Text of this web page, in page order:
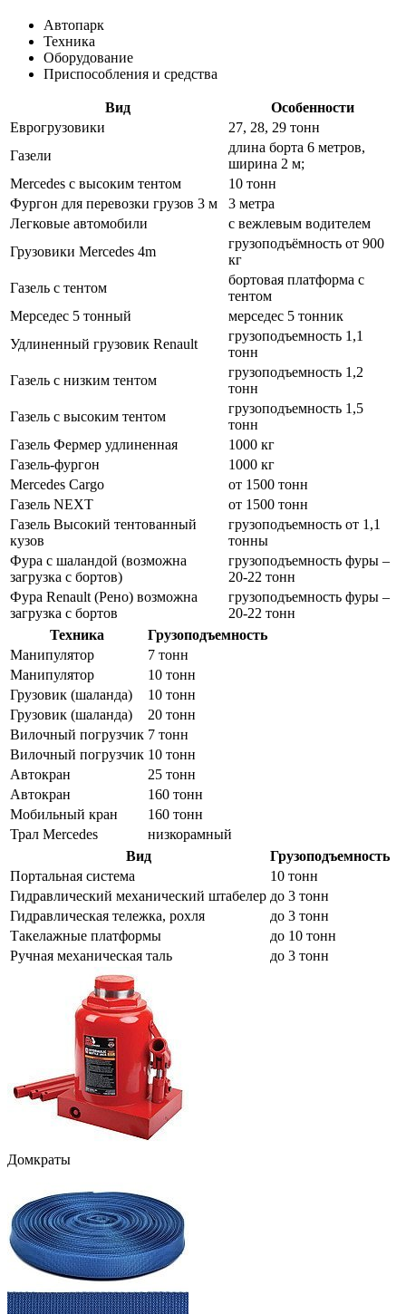
Автопарк
Техника
Оборудование
Приспособления и средства
Вид
Особенности
Еврогрузовики
27, 28, 29 тонн
Газели
длина борта 6 метров,
ширина 2 м;
Mercedes с высоким тентом
10 тонн
Фургон для перевозки грузов 3 м
3 метра
Легковые автомобили
с вежлевым водителем
Грузовики Mercedes 4m
грузоподъёмность от 900
кг
Газель с тентом
бортовая платформа с
тентом
Мерседес 5 тонный
мерседес 5 тонник
Удлиненный грузовик Renault
грузоподъемность 1,1
тонн
Газель с низким тентом
грузоподъемность 1,2
тонн
Газель с высоким тентом
грузоподъемность 1,5
тонн
Газель Фермер удлиненная
1000 кг
Газель-фургон
1000 кг
Mercedes Cargo
от 1500 тонн
Газель NEXT
от 1500 тонн
Газель Высокий тентованный
кузов
грузоподъемность от 1,1
тонны
Фура с шаландой (возможна
загрузка с бортов)
грузоподъемность фуры –
20-22 тонн
Фура Renault (Рено) возможна
загрузка с бортов
грузоподъемность фуры –
20-22 тонн
Техника
Грузоподъемность
Манипулятор
7 тонн
Манипулятор
10 тонн
Грузовик (шаланда)
10 тонн
Грузовик (шаланда)
20 тонн
Вилочный погрузчик 7 тонн
Вилочный погрузчик 10 тонн
Автокран
25 тонн
Автокран
160 тонн
Мобильный кран
160 тонн
Трал Mercedes
низкорамный
Вид
Грузоподъемность
Портальная система
10 тонн
Гидравлический механический штабелер до 3 тонн
Гидравлическая тележка, рохля
до 3 тонн
Такелажные платформы
до 10 тонн
Ручная механическая таль
до 3 тонн
Домкраты